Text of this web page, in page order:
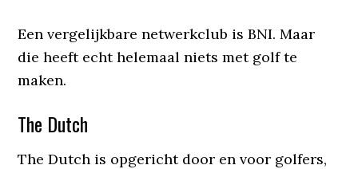
Een vergelijkbare netwerkclub is BNI. Maar
die heeft echt helemaal niets met golf te
maken.
The Dutch
The Dutch is opgericht door en voor golfers,